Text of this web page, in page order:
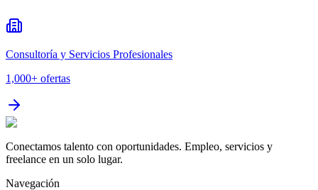
Consultoría y Servicios Profesionales
1,000+ ofertas
Conectamos talento con oportunidades. Empleo, servicios y
freelance en un solo lugar.
Navegación